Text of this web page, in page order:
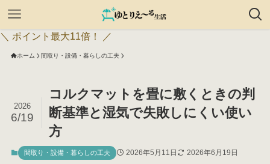
＼ ポイント最大11倍！ ／
ホーム 間取り・設備・暮らしの工夫
コルクマットを畳に敷くときの判
断基準と湿気で失敗しにくい使い
方
2026
6/19
間取り・設備・暮らしの工夫 2026年5月11日 2026年6月19日